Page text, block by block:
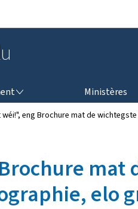
Ministères
eng Brochure mat de
elo